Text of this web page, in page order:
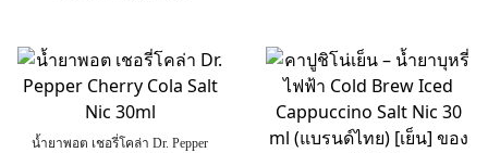
น้ำยาพอต เชอรี่โคล่า Dr. Pepper